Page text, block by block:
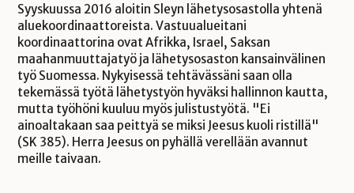
Syyskuussa 2016 aloitin Sleyn lähetysosastolla yhtenä
aluekoordinaattoreista. Vastuualueitani
koordinaattorina ovat Afrikka, Israel, Saksan
maahanmuuttajatyö ja lähetysosaston kansainvälinen
työ Suomessa. Nykyisessä tehtävässäni saan olla
tekemässä työtä lähetystyön hyväksi hallinnon kautta,
mutta työhöni kuuluu myös julistustyötä. "Ei
ainoaltakaan saa peittyä se miksi Jeesus kuoli ristillä"
(SK 385). Herra Jeesus on pyhällä verellään avannut
meille taivaan.